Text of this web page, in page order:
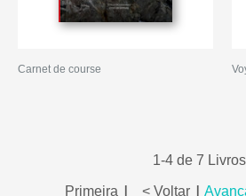
Carnet de course
1-4 de 7 Livros
Primeira < Voltar